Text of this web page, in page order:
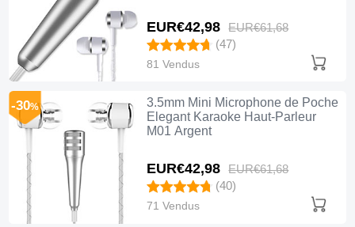
EUR€42,98 EUR€61,68
(47)
81 Vendus
3.5mm Mini Microphone de Poche
Elegant Karaoke Haut-Parleur
M01 Argent
EUR€42,98 EUR€61,68
-30%
(40)
71 Vendus